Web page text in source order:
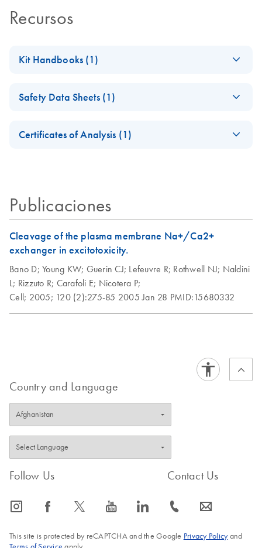
Recursos
Kit Handbooks (1)
Detection and
(EN)
HisSorb™ Strips and Plates
Safety Data Sheets (1)
Certificates of Analysis (1)
Publicaciones
Cleavage of the plasma membrane Na+/Ca2+
exchanger in excitotoxicity.
Bano D; Young KW; Guerin CJ; Lefeuvre R; Rothwell NJ; Naldini
L; Rizzuto R; Carafoli E; Nicotera P;
Cell; 2005; 120 (2):275-85 2005 Jan 28 PMID:15680332
Country and Language
Follow Us
icon_0065_instagram-s icon_0064_facebook-s icon_0340_cc_gen_x-s icon_0077_youtube-s icon_0066_linkedin-s
Contact Us
icon_0072_phone-s icon_0063_envelope-s
This site is protected by reCAPTCHA and the Google Privacy Policyand